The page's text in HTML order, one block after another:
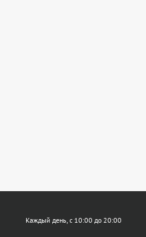
Каждый день, с 10:00 до 20:00